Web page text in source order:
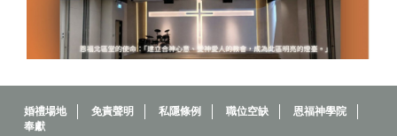
婚禮場地 免責聲明 私隱條例 職位空缺
恩福神學院
奉獻